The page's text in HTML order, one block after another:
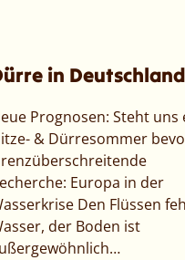
in Deutschland
Prognosen: Steht uns
& Dürresommer
Europa in der
Den Flüssen
der Boden ist